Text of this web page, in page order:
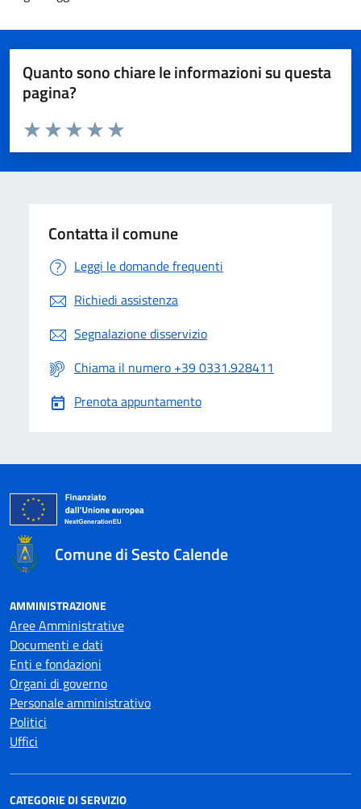
Quanto sono chiare le informazioni su questa
pagina?
Valuta da 1 a 5 stelle la pagina
Valuta 5 stelle su 5
Valuta 4 stelle su 5
Valuta 3 stelle su 5
Valuta 2 stelle su 5
Valuta 1 stelle su 5
Contatta il comune
Leggi le domande frequenti
Richiedi assistenza
Segnalazione disservizio
Chiama il numero +39 0331.928411
Prenota appuntamento
Comune di Sesto Calende
AMMINISTRAZIONE
Aree Amministrative
Documenti e dati
Enti e fondazioni
Organi di governo
Personale amministrativo
Politici
Uffici
CATEGORIE DI SERVIZIO